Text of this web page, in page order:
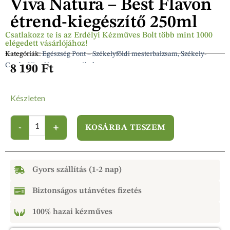
Csatlakozz te is az Erdélyi Kézműves Bolt több mint 1000
elégedett vásárlójához!
Kategóriák:Egészség Pont – Székelyföldi mesterbalzsam, Székely-
Csuda, Viva-Natura termékek
Viva Natura – Best Flavon
étrend-kiegészítő 250ml
8 190 Ft
Készleten
KOSÁRBA TESZEM
Gyors szállítás (1-2 nap)
Biztonságos utánvétes fizetés
100% hazai kézműves